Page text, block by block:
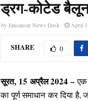
ड्रग-कोटेड बैलून
byJansansar News Desk April
SHARE 0
सूरत, 15 अप्रैल 2024 –एक
का पूर्ण समाधान कर दिया है,